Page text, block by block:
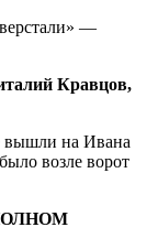
—
Кравцов,
вышли на Ивана
возле ворот